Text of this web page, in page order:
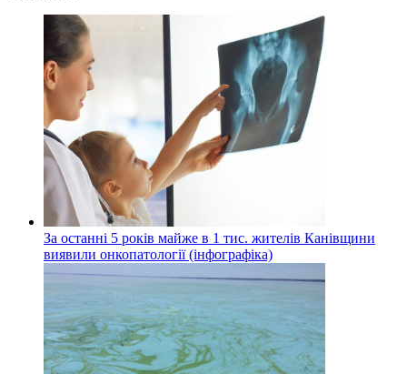
За останні 5 років майже в 1 тис. жителів Канівщини
виявили онкопатології (інфографіка)